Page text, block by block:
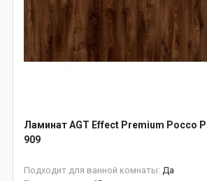
Ламинат AGT Effect Premium Россо
909
Подходит для ванной комнаты: Да